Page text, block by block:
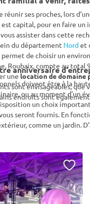
réunir ses proches, lors
capital, pour en faire un
assister dans cette
du département Nordet
de choisir un
Roubaix, compte au
unelocation de domaine
sont envisageables,
endroits sont
anniversaire
doivent être à la
ou au moment d’un
un choix
seront fournis. En
comme un jardin.
un lieu original ou